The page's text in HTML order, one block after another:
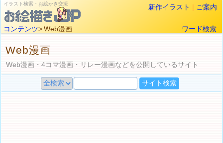
イラスト検索・お絵かき交流 新作イラスト | ご案内
コンテンツ> Web漫画 ワード検索
Web漫画
Web漫画・4コマ漫画・リレー漫画などを公開しているサイト